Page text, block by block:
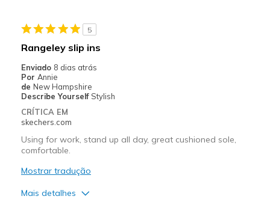
5
Rangeley slip ins
Enviado 8 dias atrás
Por Annie
de New Hampshire
Describe Yourself Stylish
CRÍTICA EM
skechers.com
Using for work, stand up all day, great cushioned sole,
comfortable.
Mostrar tradução
Mais detalhes